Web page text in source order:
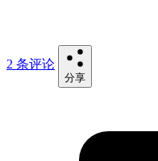
2 条评论
分享